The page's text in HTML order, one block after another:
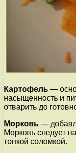
Картофель —
насыщенность и
отварить до
Морковь —
Морковь следует
тонкой соломкой.